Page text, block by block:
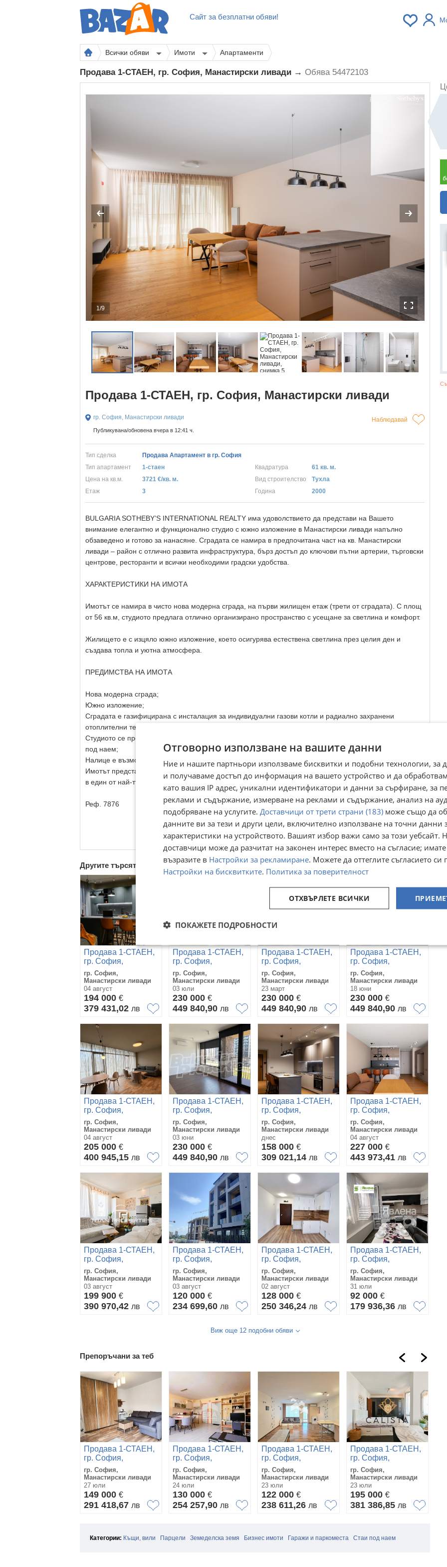
Сайт за безплатни обяви!
Всички обяви Имоти Апартаменти
Продава 1-СТАЕН, гр. София, Манастирски ливади → Обява 54472103
1/9
Продава 1-СТАЕН, гр. София, Манастирски ливади
гр. София, Манастирски ливади Наблюдавай
Публикувана/обновена вчера в 12:41 ч.
Тип сделка
Продава Апартамент в гр. София
Тип апартамент
1-стаен Квадратура
61 кв. м.
Цена на кв.м.
3721 €/кв. м. Вид строителство
Тухла
Eтаж
3 Година 2000
BULGARIA SOTHEBY’S INTERNATIONAL REALTY има удоволствието да представи на Вашето
внимание елегантно и функционално студио с южно изложение в Манастирски ливади напълно
обзаведено и готово за нанасяне. Сградата се намира в предпочитана част на кв. Манастирски
ливади – район с отлично развита инфраструктура, бърз достъп до ключови пътни артерии, търговски
центрове, ресторанти и всички необходими градски удобства.
ХАРАКТЕРИСТИКИ НА ИМОТА
Имотът се намира в чисто нова модерна сграда, на първи жилищен етаж (трети от сградата). С площ
от 56 кв.м, студиото предлага отлично организирано пространство с усещане за светлина и комфорт.
Жилището е с изцяло южно изложение, което осигурява естествена светлина през целия ден и
създава топла и уютна атмосфера.
ПРЕДИМСТВА НА ИМОТА
Нова модерна сграда;
Южно изложение;
Сградата е газифицирана с инсталация за индивидуални газови котли и радиално захранени
отоплителни тела радиатори;
Студиото се продава напълно обзаведено и оборудвано, готово за незабавно ползване или отдаване
под наем;
Налице е възможност за закупуване на паркомясто, което е съществено предимство в района;
Имотът представлява отлична възможност както за лично ползване, така и като стабилна инвестиция
в един от най-търсените квартали на столицата.
Реф. 7876
☆
☆
☆
☆
☆
Другите търсят също
Продава 1-СТАЕН,
гр. София,
Манастирски
ливади
гр. София,
Манастирски ливади
04 август
194 000 €
379 431,02 лв
Продава 1-СТАЕН,
гр. София,
Манастирски
ливади
гр. София,
Манастирски ливади
03 юли
230 000 €
449 840,90 лв
Продава 1-СТАЕН,
гр. София,
Манастирски
ливади
гр. София,
Манастирски ливади
23 март
230 000 €
449 840,90 лв
Продава 1-СТАЕН,
гр. София,
Манастирски
ливади
гр. София,
Манастирски ливади
18 юни
230 000 €
449 840,90 лв
Продава 1-СТАЕН,
гр. София,
Манастирски
ливади
гр. София,
Манастирски ливади
04 август
205 000 €
400 945,15 лв
Продава 1-СТАЕН,
гр. София,
Манастирски
ливади
гр. София,
Манастирски ливади
03 юни
230 000 €
449 840,90 лв
Продава 1-СТАЕН,
гр. София,
Манастирски
ливади
гр. София,
Манастирски ливади
днес
158 000 €
309 021,14 лв
Продава 1-СТАЕН,
гр. София,
Манастирски
ливади
гр. София,
Манастирски ливади
04 август
227 000 €
443 973,41 лв
Продава 1-СТАЕН,
гр. София,
Манастирски
ливади
гр. София,
Манастирски ливади
03 август
199 900 €
390 970,42 лв
Продава 1-СТАЕН,
гр. София,
Манастирски
ливади
гр. София,
Манастирски ливади
03 август
120 000 €
234 699,60 лв
Продава 1-СТАЕН,
гр. София,
Манастирски
ливади
гр. София,
Манастирски ливади
02 август
128 000 €
250 346,24 лв
Продава 1-СТАЕН,
гр. София,
Манастирски
ливади
гр. София,
Манастирски ливади
31 юли
92 000 €
179 936,36 лв
Виж още 12 подобни обяви
Препоръчани за теб
Продава 1-СТАЕН,
гр. София,
Манастирски
ливади
гр. София,
Манастирски ливади
27 юли
149 000 €
291 418,67 лв
Продава 1-СТАЕН,
гр. София,
Манастирски
ливади
гр. София,
Манастирски ливади
24 юли
130 000 €
254 257,90 лв
Продава 1-СТАЕН,
гр. София,
Манастирски
ливади
гр. София,
Манастирски ливади
23 юли
122 000 €
238 611,26 лв
Продава 1-СТАЕН,
гр. София,
Манастирски
ливади
гр. София,
Манастирски ливади
23 юли
195 000 €
381 386,85 лв
Категории: Къщи, вили Парцели Земеделска земя Бизнес имоти Гаражи и паркоместа Стаи под наем
Отговорно използване на вашите данни
Ние и нашите партньори използваме бисквитки и подобни технологии, за
и получаваме достъп до информация на вашето устройство и да
като вашия IP адрес, уникални идентификатори и данни за сърфиране, за
реклами и съдържание, измерване на реклами и съдържание, анализ на
подобряване на услугите. Доставчици от трети страни (183) може също да
данните ви за тези и други цели, включително използване на точни данни
характеристики на устройството. Вашият избор важи само за този уебсайт.
доставчици може да разчитат на законен интерес вместо на съгласие;
възразите в Настройки за рекламиране. Можете да оттеглите съгласието си
Настройки на бисквитките. Политика за поверителност
ОТХВЪРЛЕТЕ ВСИЧКИ
ПОКАЖЕТЕ ПОДРОБНОСТИ